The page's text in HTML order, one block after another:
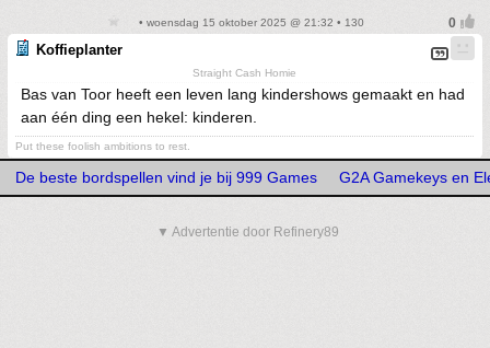
• woensdag 15 oktober 2025 @ 21:32 • 130
Koffieplanter
Straight Cash Homie
Bas van Toor heeft een leven lang kindershows gemaakt en had
aan één ding een hekel: kinderen.
Put these foolish ambitions to rest.
De beste bordspellen vind je bij 999 Games G2A Gamekeys en
▼ Advertentie door Refinery89